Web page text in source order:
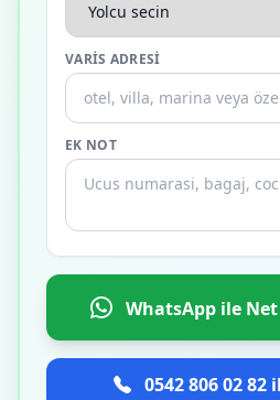
VARIS ADRESI
EK NOT
WhatsApp ile
0542 806 02 82